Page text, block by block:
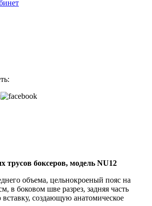
боксеров, модель NU12
объема, цельнокроеный пояс на
в боковом шве разрез, задняя часть
создающую анатомическое